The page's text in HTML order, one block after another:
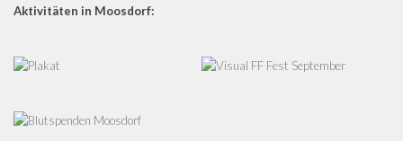
Aktivitäten in Moosdorf: